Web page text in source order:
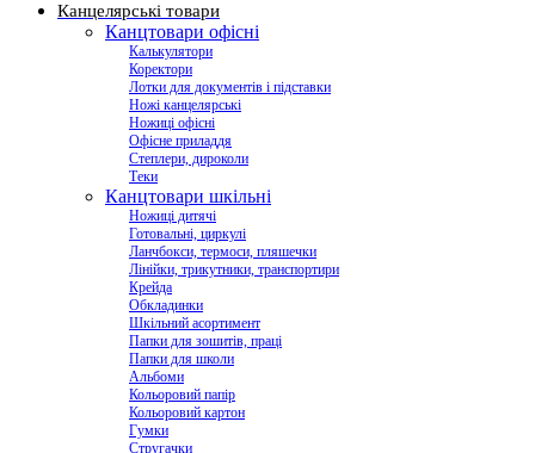
Канцелярські товари
Канцтовари офісні
Калькулятори
Коректори
Лотки для документів і підставки
Ножі канцелярські
Ножиці офісні
Офісне приладдя
Степлери, дироколи
Теки
Канцтовари шкільні
Ножиці дитячі
Готовальні, циркулі
Ланчбокси, термоси, пляшечки
Лінійки, трикутники, транспортири
Крейда
Обкладинки
Шкільний асортимент
Папки для зошитів, праці
Папки для школи
Альбоми
Кольоровий папір
Кольоровий картон
Гумки
Стругачки